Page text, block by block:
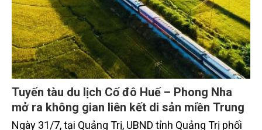
Tuyến tàu du lịch Cố đô Huế – Phong Nha
mở ra không gian liên kết di sản miền Trung
Ngày 31/7, tại Quảng Trị, UBND tỉnh Quảng Trị phối